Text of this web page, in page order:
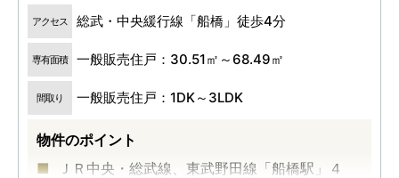
アクセス 総武・中央緩行線「船橋」徒歩4分
専有面積 一般販売住戸：30.51㎡～68.49㎡
間取り 一般販売住戸：1DK～3LDK
物件のポイント
ＪＲ中央・総武線、東武野田線「船橋駅」４